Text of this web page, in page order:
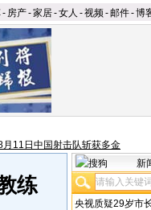
- 房产-家居-女人 -视频-邮件-博
月11日中国射击队斩获多金
练
新
央视质疑29岁市